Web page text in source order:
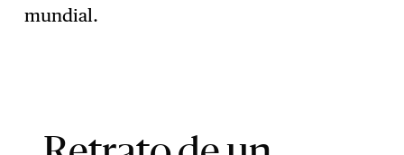
mundial.